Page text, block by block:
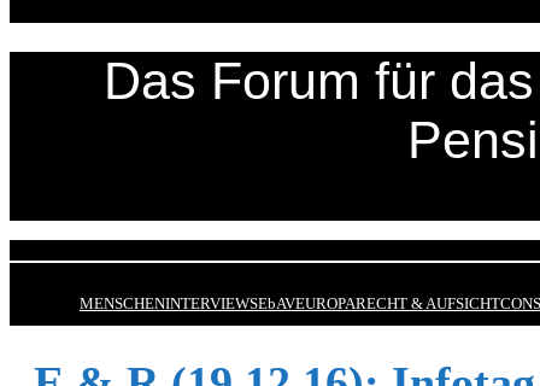
Das Forum für
MENSCHENINTERVIEWSEbAVEUROPARECHT & AUFSICHT